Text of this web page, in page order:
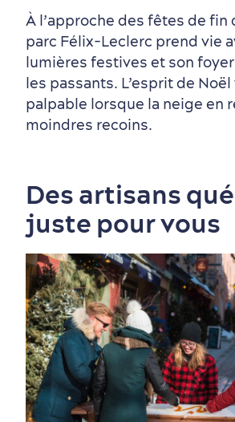
Tourisme responsable
Événements
Rabais hôtels
Compensation carbone
À l’approche des fêtes de fin
parc Félix‑Leclerc prend vie
lumières festives et son
les passants. L’esprit de
palpable lorsque la neige en
moindres recoins.
Des artisans
juste pour vous